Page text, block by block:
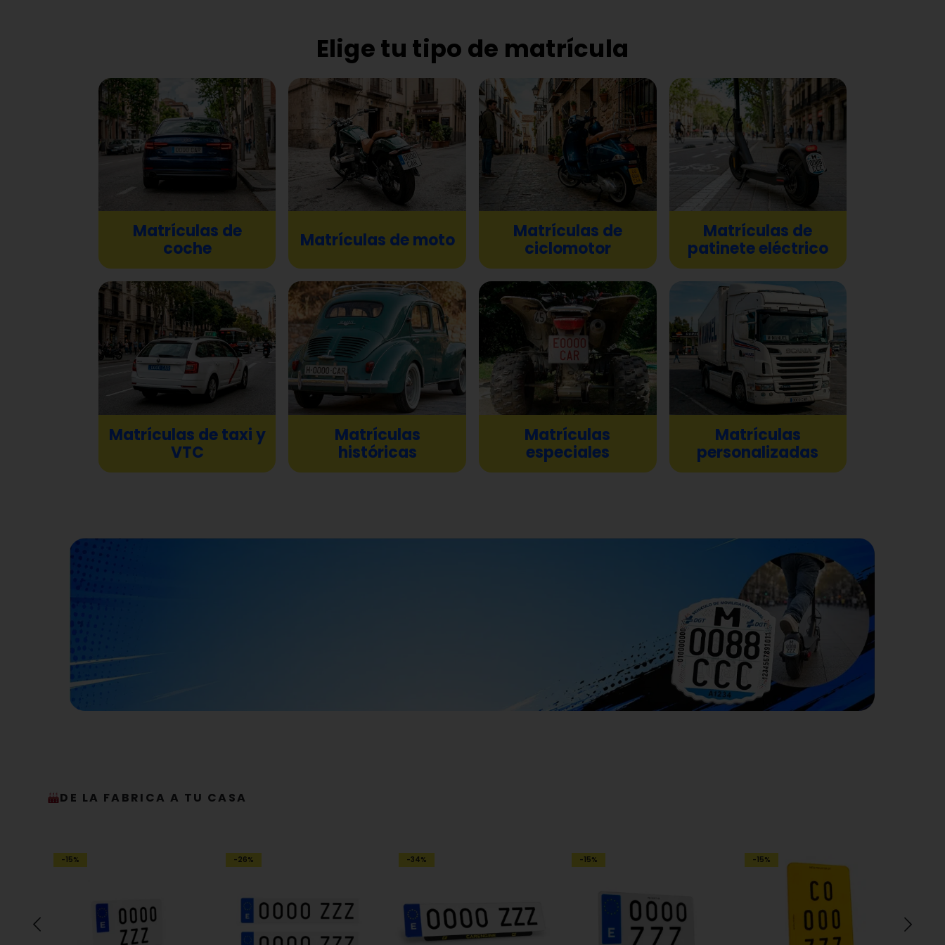
PLACAS DE
MATRÍCULA
ONLINE
Matrículas de metacrilato para coche, moto,
ciclomotor, patinete y más, con gran resistencia,
acabado premium y entrega rápida.
Ver matrículas
Elige tu tipo de matrícula
Matrículas de
coche
Matrículas de moto
Matrículas de
ciclomotor
Matrículas de
patinete eléctrico
Matrículas de taxi y
VTC
Matrículas
históricas
Matrículas
especiales
Matrículas
personalizadas
patinete necesita
Placas resistentes, homologadas y con entrega
DE LA FABRICA A TU CASA
-15% -26% -34% -15% -15%